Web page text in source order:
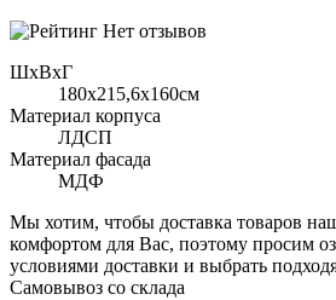
Нет отзывов
ШхВхГ
180x215,6х160см
Материал корпуса
ЛДСП
Материал фасада
МДФ
Мы хотим, чтобы доставка товаров
комфортом для Вас, поэтому просим
условиями доставки и выбрать
Самовывоз со склада